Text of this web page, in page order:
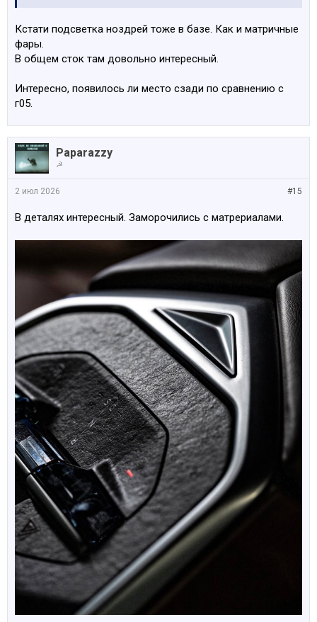
Кстати подсветка ноздрей тоже в базе. Как и матричные
фары.
В общем сток там довольно интересный.
Интересно, появилось ли место сзади по сравнению с
г05.
Paparazzy
☭
#15
2 июл 2026
В деталях интересный. Заморочились с матрериалами.